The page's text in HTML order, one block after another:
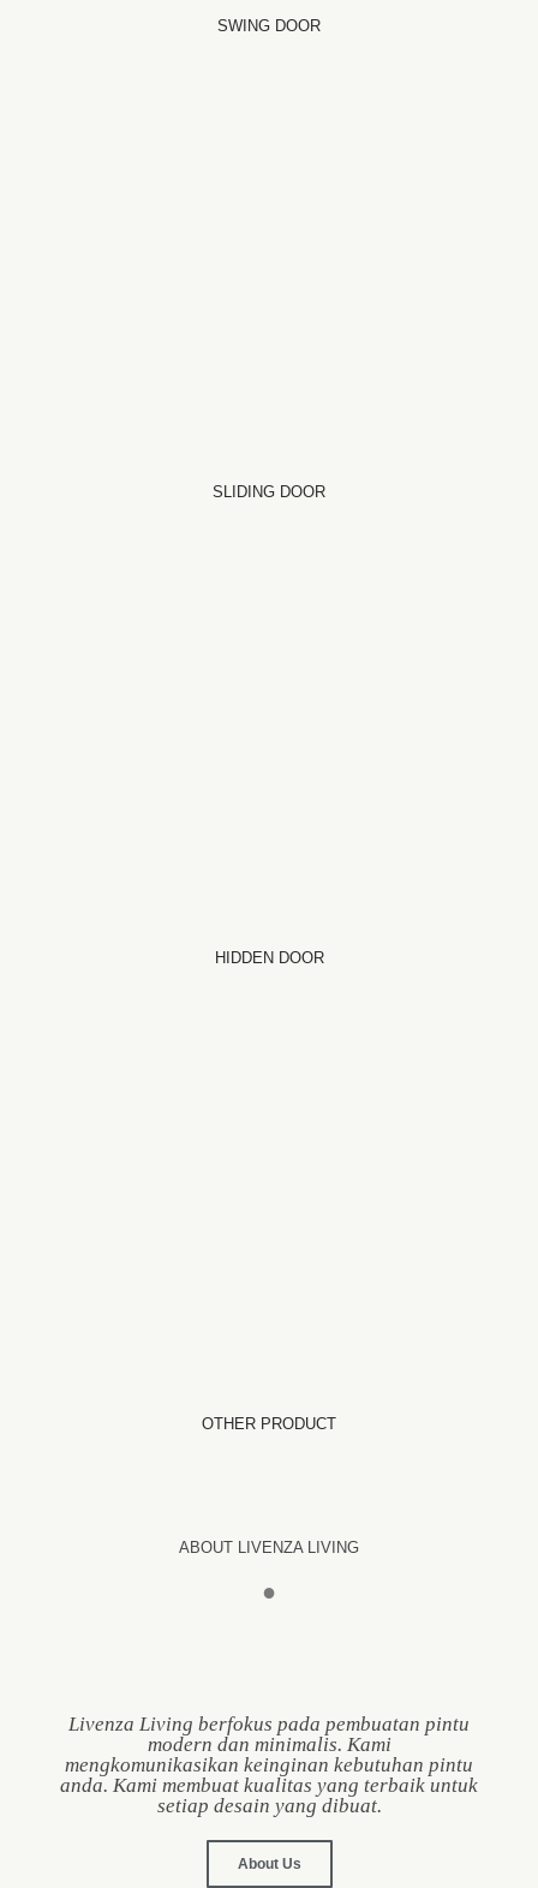
SWING DOOR
SLIDING DOOR
HIDDEN DOOR
OTHER PRODUCT
ABOUT LIVENZA LIVING
●
Livenza Living berfokus pada pembuatan pintu
modern dan minimalis. Kami
mengkomunikasikan keinginan kebutuhan pintu
anda. Kami membuat kualitas yang terbaik untuk
setiap desain yang dibuat.
About Us